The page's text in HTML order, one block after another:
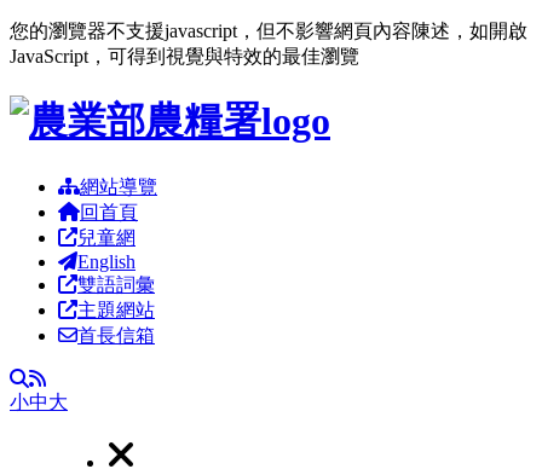
您的瀏覽器不支援javascript，但不影響網頁內容陳述，如開啟
JavaScript，可得到視覺與特效的最佳瀏覽
跳到主要內容區塊
網站導覽
回首頁
兒童網
English
雙語詞彙
主題網站
首長信箱
全文檢索
RSS
小中大